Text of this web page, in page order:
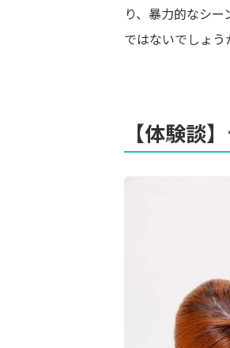
り、暴力的なシ
ではないでしょう
【体験談